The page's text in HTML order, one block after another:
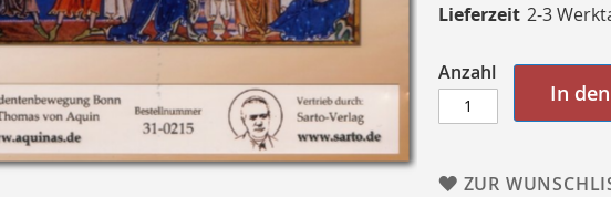
Lieferzeit 2-3
Anzahl
In
ZUR